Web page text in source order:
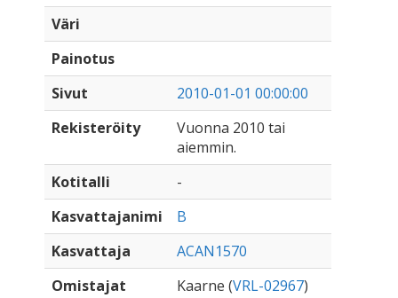
Väri
Painotus
Sivut
2010-01-01 00:00:00
Rekisteröity
Vuonna 2010 tai
aiemmin.
Kotitalli
-
Kasvattajanimi
B
Kasvattaja
ACAN1570
Omistajat
Kaarne (VRL-02967)